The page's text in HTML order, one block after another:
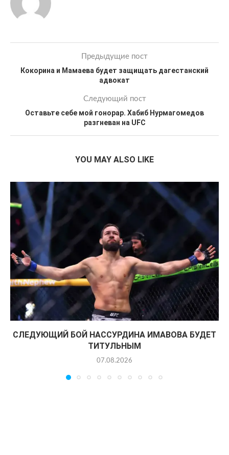
Предыдущие пост
Кокорина и Мамаева будет защищать дагестанский
адвокат
Следующий пост
Оставьте себе мой гонорар. Хабиб Нурмагомедов
разгневан на UFC
YOU MAY ALSO LIKE
СЛЕДУЮЩИЙ БОЙ НАССУРДИНА ИМАВОВА БУДЕТ
ТИТУЛЬНЫМ
07.08.2026